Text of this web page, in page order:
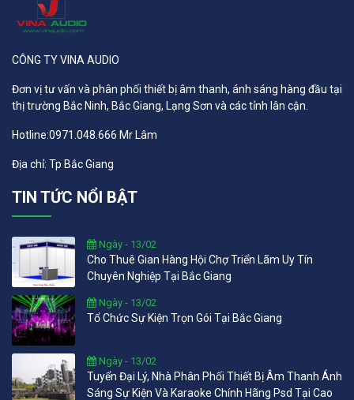
CÔNG TY VINA AUDIO
Đơn vị tư vấn và phân phối thiết bị âm thanh, ánh sáng hàng đầu tại
thị trường Bắc Ninh, Bắc Giang, Lạng Sơn và các tỉnh lân cận.
Hotline:0971.048.666 Mr Lâm
Địa chỉ: Tp Bắc Giang
TIN TỨC NỔI BẬT
Ngày - 13/02
Cho Thuê Gian Hàng Hội Chợ Triển Lãm Uy Tín
Chuyên Nghiệp Tại Bắc Giang
Ngày - 13/02
Tổ Chức Sự Kiện Trọn Gói Tại Bắc Giang
Ngày - 13/02
Tuyển Đại Lý, Nhà Phân Phối Thiết Bị Âm Thanh Ánh
Sáng Sự Kiện Và Karaoke Chính Hãng Psd Tại Cao